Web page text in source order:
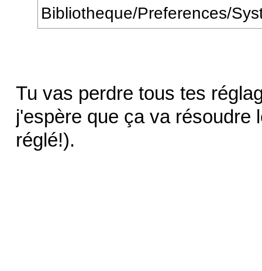
Bibliotheque/Preferences/
Tu vas perdre tous tes
j'espère que ça va résoudre
réglé!).